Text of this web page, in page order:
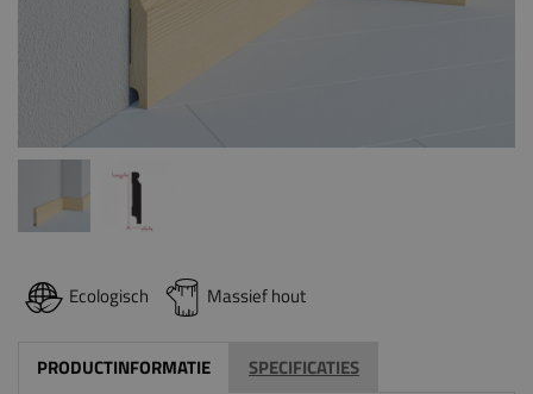
Ecologisch Massief hout
PRODUCTINFORMATIE SPECIFICATIES